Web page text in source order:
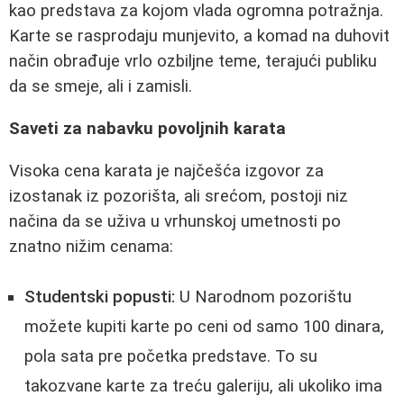
kao predstava za kojom vlada ogromna potražnja.
Karte se rasprodaju munjevito, a komad na duhovit
način obrađuje vrlo ozbiljne teme, terajući publiku
da se smeje, ali i zamisli.
Saveti za nabavku povoljnih karata
Visoka cena karata je najčešća izgovor za
izostanak iz pozorišta, ali srećom, postoji niz
načina da se uživa u vrhunskoj umetnosti po
znatno nižim cenama:
Studentski popusti: U Narodnom pozorištu
možete kupiti karte po ceni od samo 100 dinara,
pola sata pre početka predstave. To su
takozvane karte za treću galeriju, ali ukoliko ima